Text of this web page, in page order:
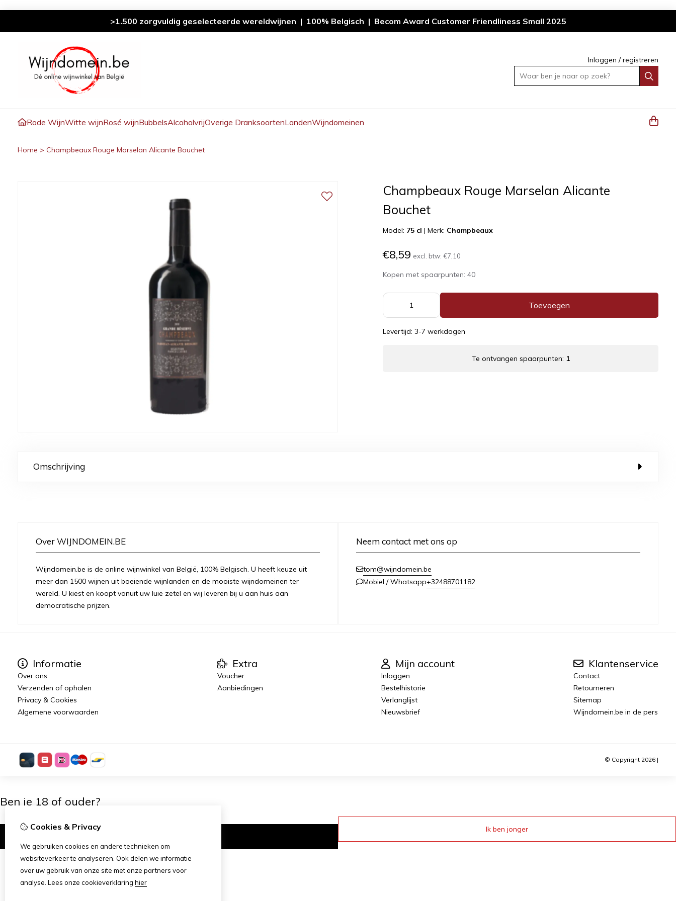
>1.500 zorgvuldig geselecteerde wereldwijnen | 100% Belgisch | Becom Award Customer Friendliness Small 2025
Inloggen /registreren
Waar ben je naar op zoek?
Rode WijnWitte wijnRosé wijnBubbelsAlcoholvrijOverige DranksoortenLandenWijndomeinen
Home > Champbeaux Rouge Marselan Alicante Bouchet
Champbeaux Rouge Marselan Alicante
Bouchet
Model: 75 cl |Merk: Champbeaux
€8,59 excl. btw:€7,10
Kopen met spaarpunten:40
Toevoegen
Levertijd: 3-7 werkdagen
Te ontvangen spaarpunten: 1
Omschrijving
Over WIJNDOMEIN.BE
Wijndomein.be is de online wijnwinkel van België, 100% Belgisch. U heeft keuze uit
meer dan 1500 wijnen uit boeiende wijnlanden en de mooiste wijndomeinen ter
wereld. U kiest en koopt vanuit uw luie zetel en wij leveren bij u aan huis aan
democratische prijzen.
Neem contact met ons op
tom@wijndomein.be
Mobiel / Whatsapp+32488701182
Informatie
Over ons
Verzenden of ophalen
Privacy & Cookies
Algemene voorwaarden
Extra
Voucher
Aanbiedingen
Mijn account
Inloggen
Bestelhistorie
Verlanglijst
Nieuwsbrief
Klantenservice
Contact
Retourneren
Sitemap
Wijndomein.be in de pers
© Copyright 2026 |
Cookies & Privacy
We gebruiken cookies en andere technieken om
websiteverkeer te analyseren. Ook delen we informatie
over uw gebruik van onze site met onze partners voor
analyse. Lees onze cookieverklaring hier
Ben je 18 of ouder?
Ik ben jonger